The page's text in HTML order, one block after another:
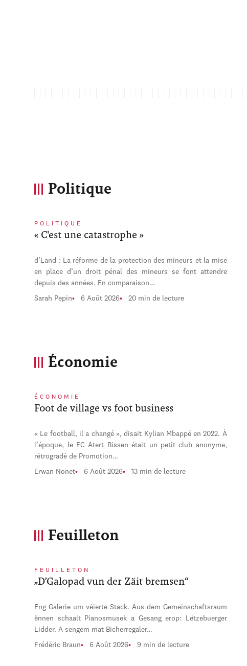
Politique
POLITIQUE
« C'est une catastrophe »
d’Land : La réforme de la protection des mineurs et la mise
en place d’un droit pénal des mineurs se font attendre
depuis des années. En comparaison…
Sarah Pepin 6 Août 2026 20 min de lecture
Économie
ÉCONOMIE
Foot de village vs foot business
« Le football, il a changé », disait Kylian Mbappé en 2022. À
l’époque, le FC Atert Bissen était un petit club anonyme,
rétrogradé de Promotion…
Erwan Nonet 6 Août 2026 13 min de lecture
Feuilleton
FEUILLETON
„D’Galopad vun der Zäit bremsen“
Eng Galerie um véierte Stack. Aus dem Gemeinschaftsraum
ënnen schaalt Pianosmusek a Gesang erop: Lëtzebuerger
Lidder. A sengem mat Bicherregaler…
Frédéric Braun 6 Août 2026 9 min de lecture